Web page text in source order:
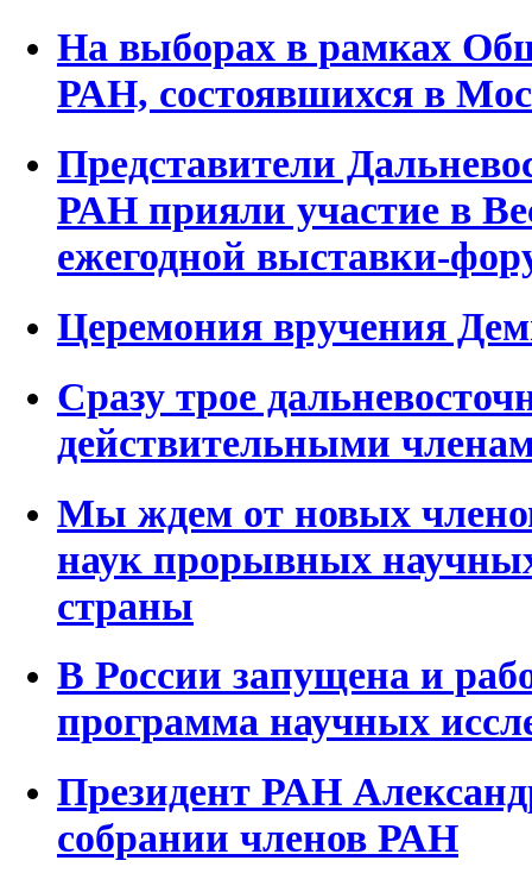
На выборах в рамках
РАН, состоявшихся в
Представители
РАН прияли участие в
ежегодной выставки-
Церемония вручения
Сразу трое
действительными
Мы ждем от новых
наук прорывных
страны
В России запущена и
программа научных
Президент РАН
собрании членов РАН